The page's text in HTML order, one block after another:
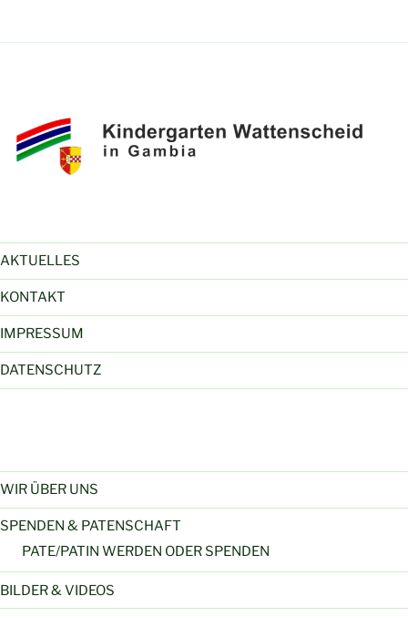
AKTUELLES
KONTAKT
IMPRESSUM
DATENSCHUTZ
WIR ÜBER UNS
SPENDEN & PATENSCHAFT
PATE/PATIN WERDEN ODER SPENDEN
BILDER & VIDEOS